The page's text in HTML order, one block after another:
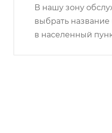
В нашу зону
выбрать
в населенный